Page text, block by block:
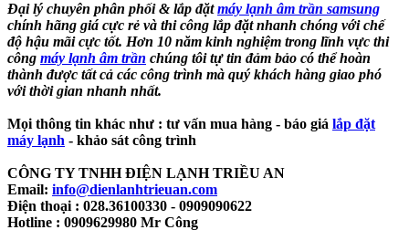
Đại lý chuyên phân phối & lắp đặtmáy lạnh âm trần samsung
chính hãng giá cực rẻ và thi công lắp đặt nhanh chóng với chế
độ hậu mãi cực tốt. Hơn 10 năm kinh nghiệm trong lĩnh vực thi
công máy lạnh âm trần chúng tôi tự tin đảm bảo có thể hoàn
thành được tất cả các công trình mà quý khách hàng giao phó
với thời gian nhanh nhất.
Mọi thông tin khác như : tư vấn mua hàng - báo giá lắp đặt
máy lạnh - khảo sát công trình
CÔNG TY TNHH ĐIỆN LẠNH TRIỀU AN
Email: info@dienlanhtrieuan.com
Điện thoại : 028.36100330 - 0909090622
Hotline : 0909629980 Mr Công